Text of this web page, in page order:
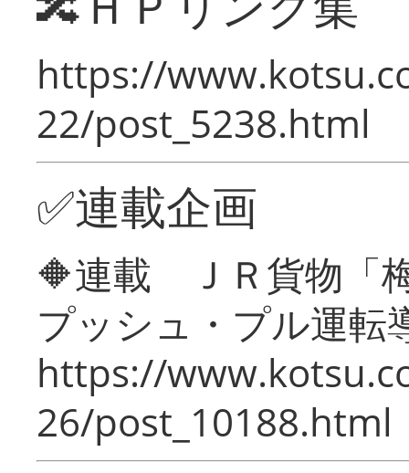
https://
22/post_5238.html
✅連載企画
🔶連載 ＪＲ貨物「
プッシュ・プル運転
https://
26/post_10188.html